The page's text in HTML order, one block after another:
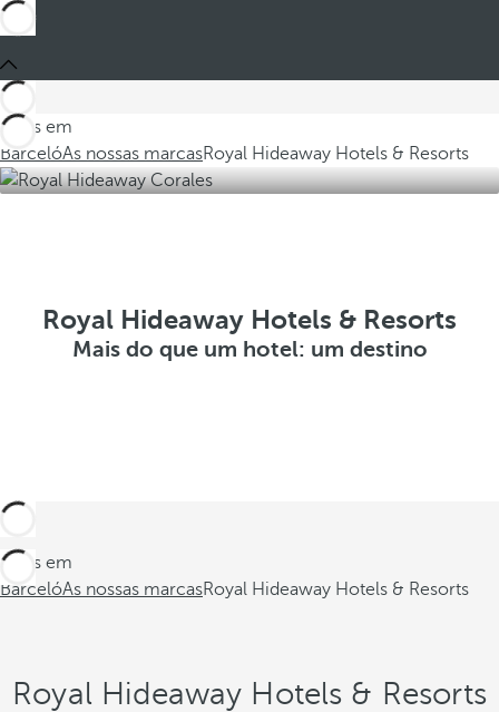
Estes em
BarcelóAs nossas marcasRoyal Hideaway Hotels & Resorts
Royal Hideaway Hotels & Resorts
Mais do que um hotel: um destino
Estes em
BarcelóAs nossas marcasRoyal Hideaway Hotels & Resorts
Royal Hideaway Hotels & Resorts